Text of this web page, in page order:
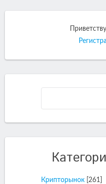
Крипторынок
[261]